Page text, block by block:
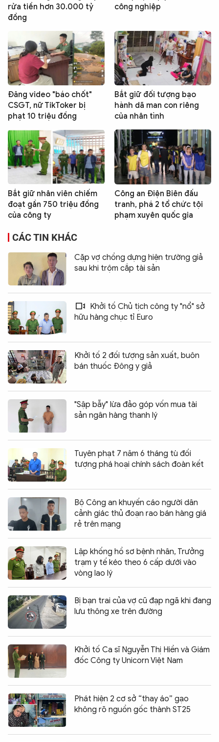
rửa tiền hơn 30.000 tỷ
đồng
công nghiệp
Đăng video "báo chốt"
CSGT, nữ TikToker bị
phạt 10 triệu đồng
Bắt giữ đối tượng bạo
hành dã man con riêng
của nhân tình
Bắt giữ nhân viên chiếm
đoạt gần 750 triệu đồng
của công ty
Công an Điện Biên đấu
tranh, phá 2 tổ chức tội
phạm xuyên quốc gia
CÁC TIN KHÁC
Cặp vợ chồng dựng hiện trường giả
sau khi trộm cắp tài sản
Khởi tố Chủ tịch công ty "nổ" sở
hữu hàng chục tỉ Euro
Khởi tố 2 đối tượng sản xuất, buôn
bán thuốc Đông y giả
"Sập bẫy" lừa đảo góp vốn mua tài
sản ngân hàng thanh lý
Tuyên phạt 7 năm 6 tháng tù đối
tượng phá hoại chính sách đoàn kết
Bộ Công an khuyến cáo người dân
cảnh giác thủ đoạn rao bán hàng giá
rẻ trên mạng
Lập khống hồ sơ bệnh nhân, Trưởng
trạm y tế kéo theo 6 cấp dưới vào
vòng lao lý
Bị bạn trai của vợ cũ đạp ngã khi đang
lưu thông xe trên đường
Khởi tố Ca sĩ Nguyễn Thị Hiền và Giám
đốc Công ty Unicorn Việt Nam
Phát hiện 2 cơ sở “thay áo” gạo
không rõ nguồn gốc thành ST25